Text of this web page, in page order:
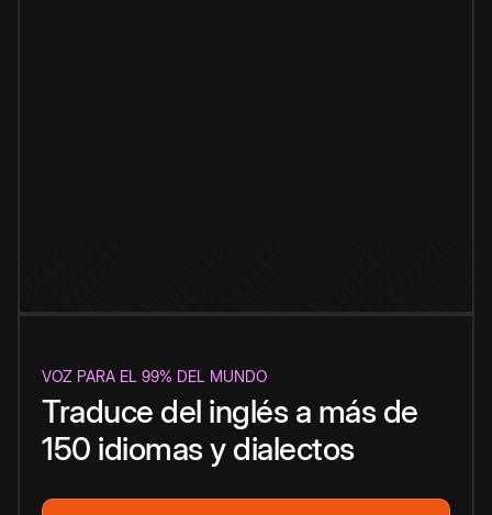
VOZ PARA EL 99% DEL MUNDO
Traduce del inglés a más de
150 idiomas y dialectos